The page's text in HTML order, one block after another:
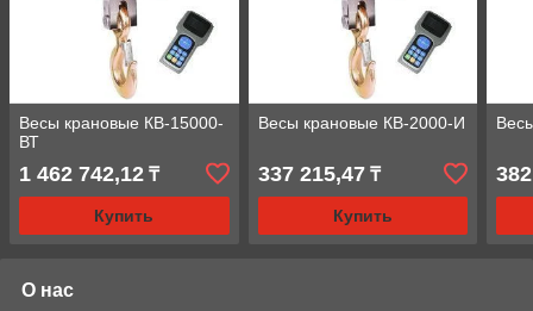
Весы крановые КВ-15000-
ВТ
1 462 742,12 ₸
Купить
Весы крановые КВ-2000-И
337 215,47₸
Купить
О нас